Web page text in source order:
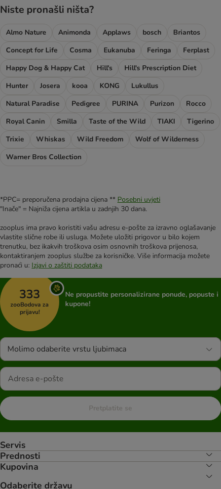
Niste pronašli ništa?
Almo Nature Animonda Applaws bosch
Briantos
Concept for Life
Cosma Eukanuba Feringa
Ferplast
Happy Dog & Happy Cat
Hill's
Hill's Prescription Diet
Hunter
Josera kooa KONG
Lukullus
Natural Paradise
Pedigree PURINA Purizon
Rocco
Royal Canin
Smilla Taste of the Wild TIAKI
Tigerino
Trixie
Whiskas Wild Freedom
Wolf of Wilderness
Warner Bros Collection
*PPC= preporučena prodajna cijena ** Posebni uvjeti
"Inače" = Najniža cijena artikla u zadnjih 30 dana.
zooplus ima pravo koristiti vašu adresu e-pošte za izravno oglašavanje
vlastite slične robe ili usluga. Možete uložiti prigovor u bilo kojem
trenutku, bez ikakvih troškova osim osnovnih troškova prijenosa,
kontaktiranjem zooplus službe za korisničke. Više informacija možete
pronaći u: Izjavi o zaštiti podataka
333
zooBodova za
prijavu!
Ne propustite personalizirane ponude, popuste i
kupone!
Molimo odaberite vrstu ljubimaca
Pretplatite se
Servis
Prednosti
Kupovina
Odaberite državu